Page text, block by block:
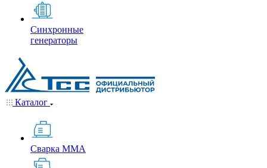
Синхронные
генераторы
Каталог
Сварка MMA